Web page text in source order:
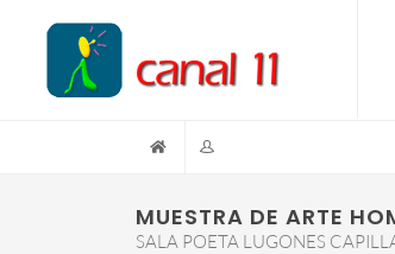
MUESTRA DE ARTE
SALA POETA LUGONES